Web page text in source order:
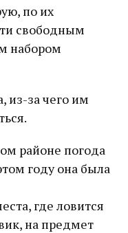
по их
свободным
набором
из-за чего им
районе погода
году она была
где ловится
на предмет